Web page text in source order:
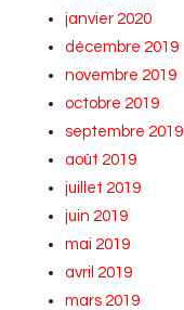
janvier 2020
décembre 2019
novembre 2019
octobre 2019
septembre 2019
août 2019
juillet 2019
juin 2019
mai 2019
avril 2019
mars 2019